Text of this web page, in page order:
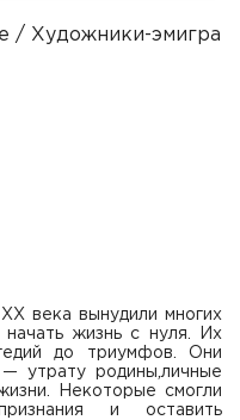
Художники-
века вынудили многих
жизнь с нуля. Их
до триумфов. Они
утрату родины,личные
Некоторые смогли
и оставить